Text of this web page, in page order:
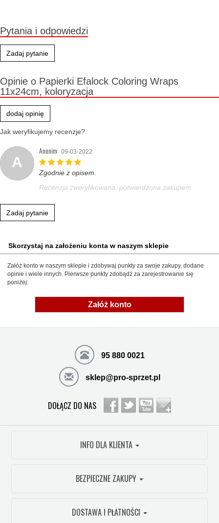
Pytania i odpowiedzi
Zadaj pytanie
Opinie o Papierki Efalock Coloring Wraps
11x24cm, koloryzacja
dodaj opinię
Jak weryfikujemy recenzje?
A
Anonim 09-03-2022
Zgodnie z opisem.
Recenzja zweryfikowana, potwierdzona zakupem
Zadaj pytanie
Skorzystaj na założeniu konta w naszym sklepie
Załóż konto w naszym sklepie i zdobywaj punkty za swoje zakupy, dodane
opinie i wiele innych. Pierwsze punkty zdobądź za zarejestrowanie się
poniżej:
Załóż konto
95 880 0021
sklep@pro-sprzet.pl
DOŁĄCZ DO NAS
INFO DLA KLIENTA
BEZPIECZNE ZAKUPY
DOSTAWA I PŁATNOŚCI